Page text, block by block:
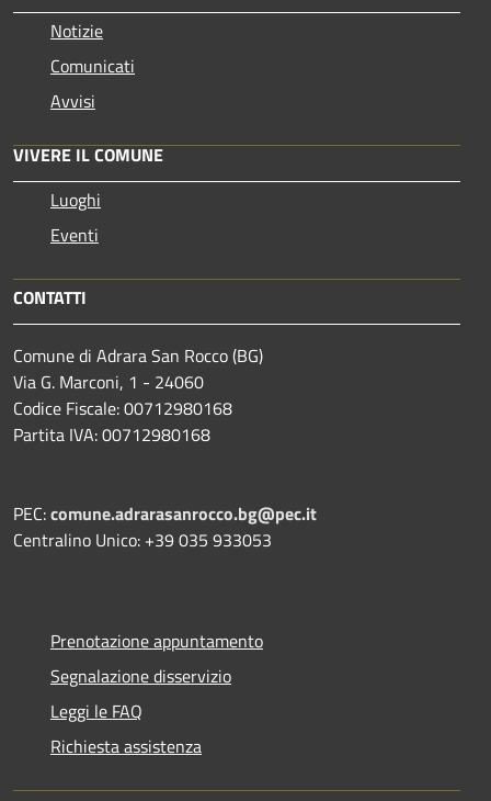
Notizie
Comunicati
Avvisi
VIVERE IL COMUNE
Luoghi
Eventi
CONTATTI
Comune di Adrara San Rocco (BG)
Via G. Marconi, 1 - 24060
Codice Fiscale: 00712980168
Partita IVA: 00712980168
PEC:comune.adrarasanrocco.bg@pec.it
Centralino Unico: +39 035 933053
Prenotazione appuntamento
Segnalazione disservizio
Leggi le FAQ
Richiesta assistenza